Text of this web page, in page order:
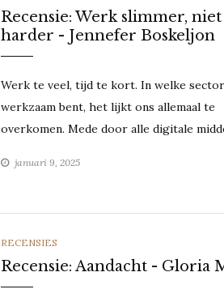
Recensie: Werk slimmer, niet
harder - Jennefer Boskeljon
Werk te veel, tijd te kort. In welke
werkzaam bent, het lijkt ons allemaal te
overkomen. Mede door alle digitale
januari 9, 2025
CATEGORIES
RECENSIES
Recensie: Aandacht - Gloria